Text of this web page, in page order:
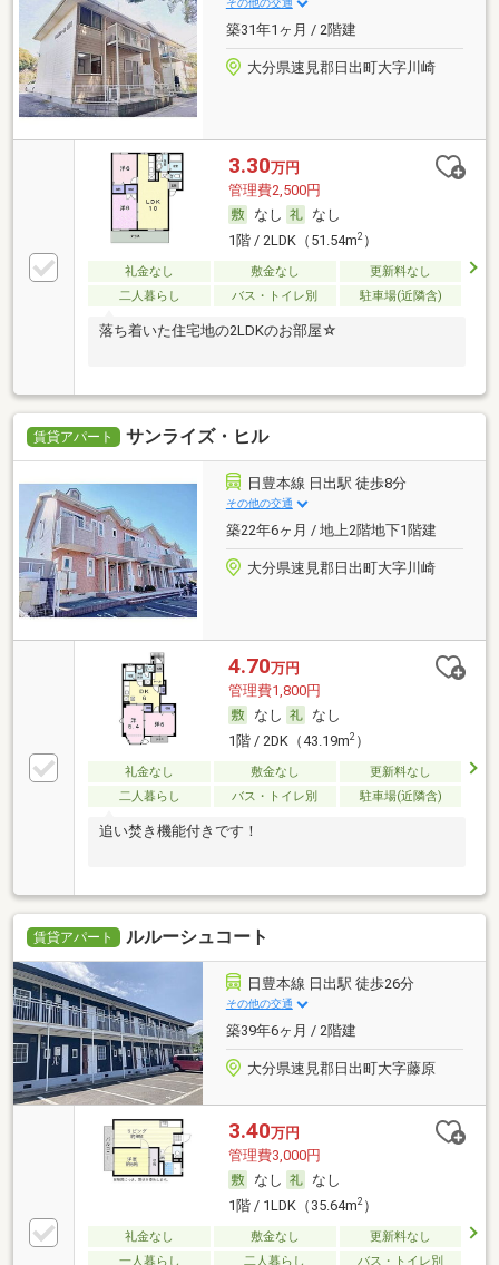
その他の交通
築31年1ヶ月 / 2階建
大分県速見郡日出町大字川崎
3.30万円
管理費2,500円
なし
なし
1階 / 2LDK（51.54m2）
礼金なし 敷金なし
更新料なし
二人暮らし
バス・トイレ別 駐車場(近隣含)
落ち着いた住宅地の2LDKのお部屋☆
賃貸アパート サンライズ・ヒル
日豊本線 日出駅 徒歩8分
その他の交通
築22年6ヶ月 / 地上2階地下1階建
大分県速見郡日出町大字川崎
4.70万円
管理費1,800円
なし
なし
1階 / 2DK（43.19m2）
礼金なし 敷金なし
更新料なし
二人暮らし
バス・トイレ別 駐車場(近隣含)
追い焚き機能付きです！
賃貸アパート ルルーシュコート
日豊本線 日出駅 徒歩26分
その他の交通
築39年6ヶ月 / 2階建
大分県速見郡日出町大字藤原
3.40万円
管理費3,000円
なし
なし
1階 / 1LDK（35.64m2）
礼金なし 敷金なし
更新料なし
一人暮らし
二人暮らし バス・トイレ別